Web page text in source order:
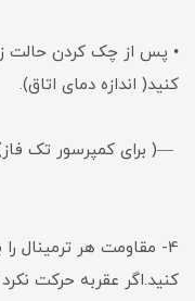
• پس از چک کردن حالت
کنید( اندازه دمای اتاق).
—( برای کمپرسور تک
4- مقاومت هر ترمینال را
کنید.اگر عقربه حرکت